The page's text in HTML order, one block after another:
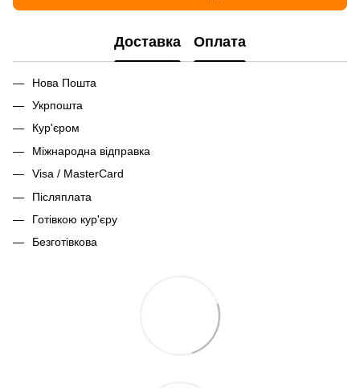
Доставка Оплата
Нова Пошта
Укрпошта
Кур'єром
Міжнародна відправка
Visa / MasterCard
Післяплата
Готівкою кур'єру
Безготівкова